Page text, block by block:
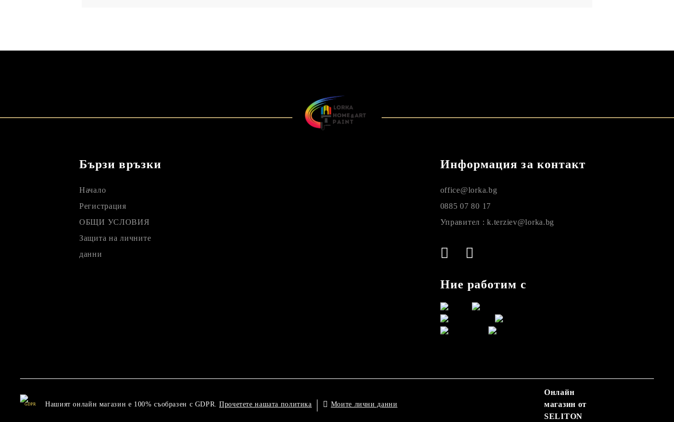
Бързи връзки
Начало
Регистрация
ОБЩИ УСЛОВИЯ
Защита на личните
данни
Информация за контакт
office@lorka.bg
0885 07 80 17
Управител : k.terziev@lorka.bg
Ние работим с
GDPR Нашият онлайн магазин е 100% съобразен с GDPR. Прочетете нашата политика Моите лични данни
Онлайн
магазин от
SELITON